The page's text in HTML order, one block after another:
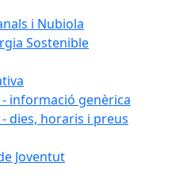
i Nubiola
Sostenible
- informació genèrica
dies, horaris i preus
Joventut